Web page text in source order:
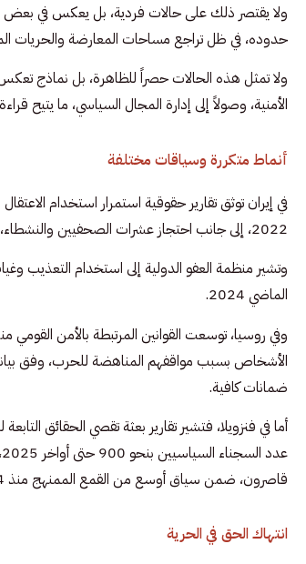
ولا يقتصر ذلك على حالات فردية، بل يعكس في بعض
حدوده، في ظل تراجع مساحات المعارضة والحريات
ولا تمثل هذه الحالات حصراً للظاهرة، بل نماذج
الأمنية، وصولاً إلى إدارة المجال السياسي، ما يتيح
أنماط متكررة وسياقات مختلفة
في إيران توثق تقارير حقوقية استمرار استخدام
2022، إلى جانب احتجاز عشرات الصحفيين والنشطاء، بينهم ما لا يقل عن 125 صحفياً خلال عام واحد، وفق لجنة حماية الصحفيين.
الماضي 2024.
وفي روسيا، توسعت القوانين المرتبطة بالأمن القومي
ضمانات كافية.
أما في فنزويلا، فتشير تقارير بعثة تقصي الحقائق
قاصرون، ضمن سياق أوسع من القمع الممنهج منذ 2014.
انتهاك الحق في الحرية